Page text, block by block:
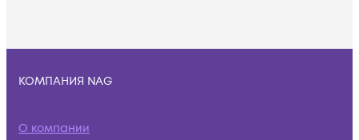
КОМПАНИЯ NAG
О компании